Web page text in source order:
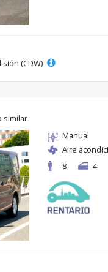
(CDW)
similar
Manual
Aire
8
4